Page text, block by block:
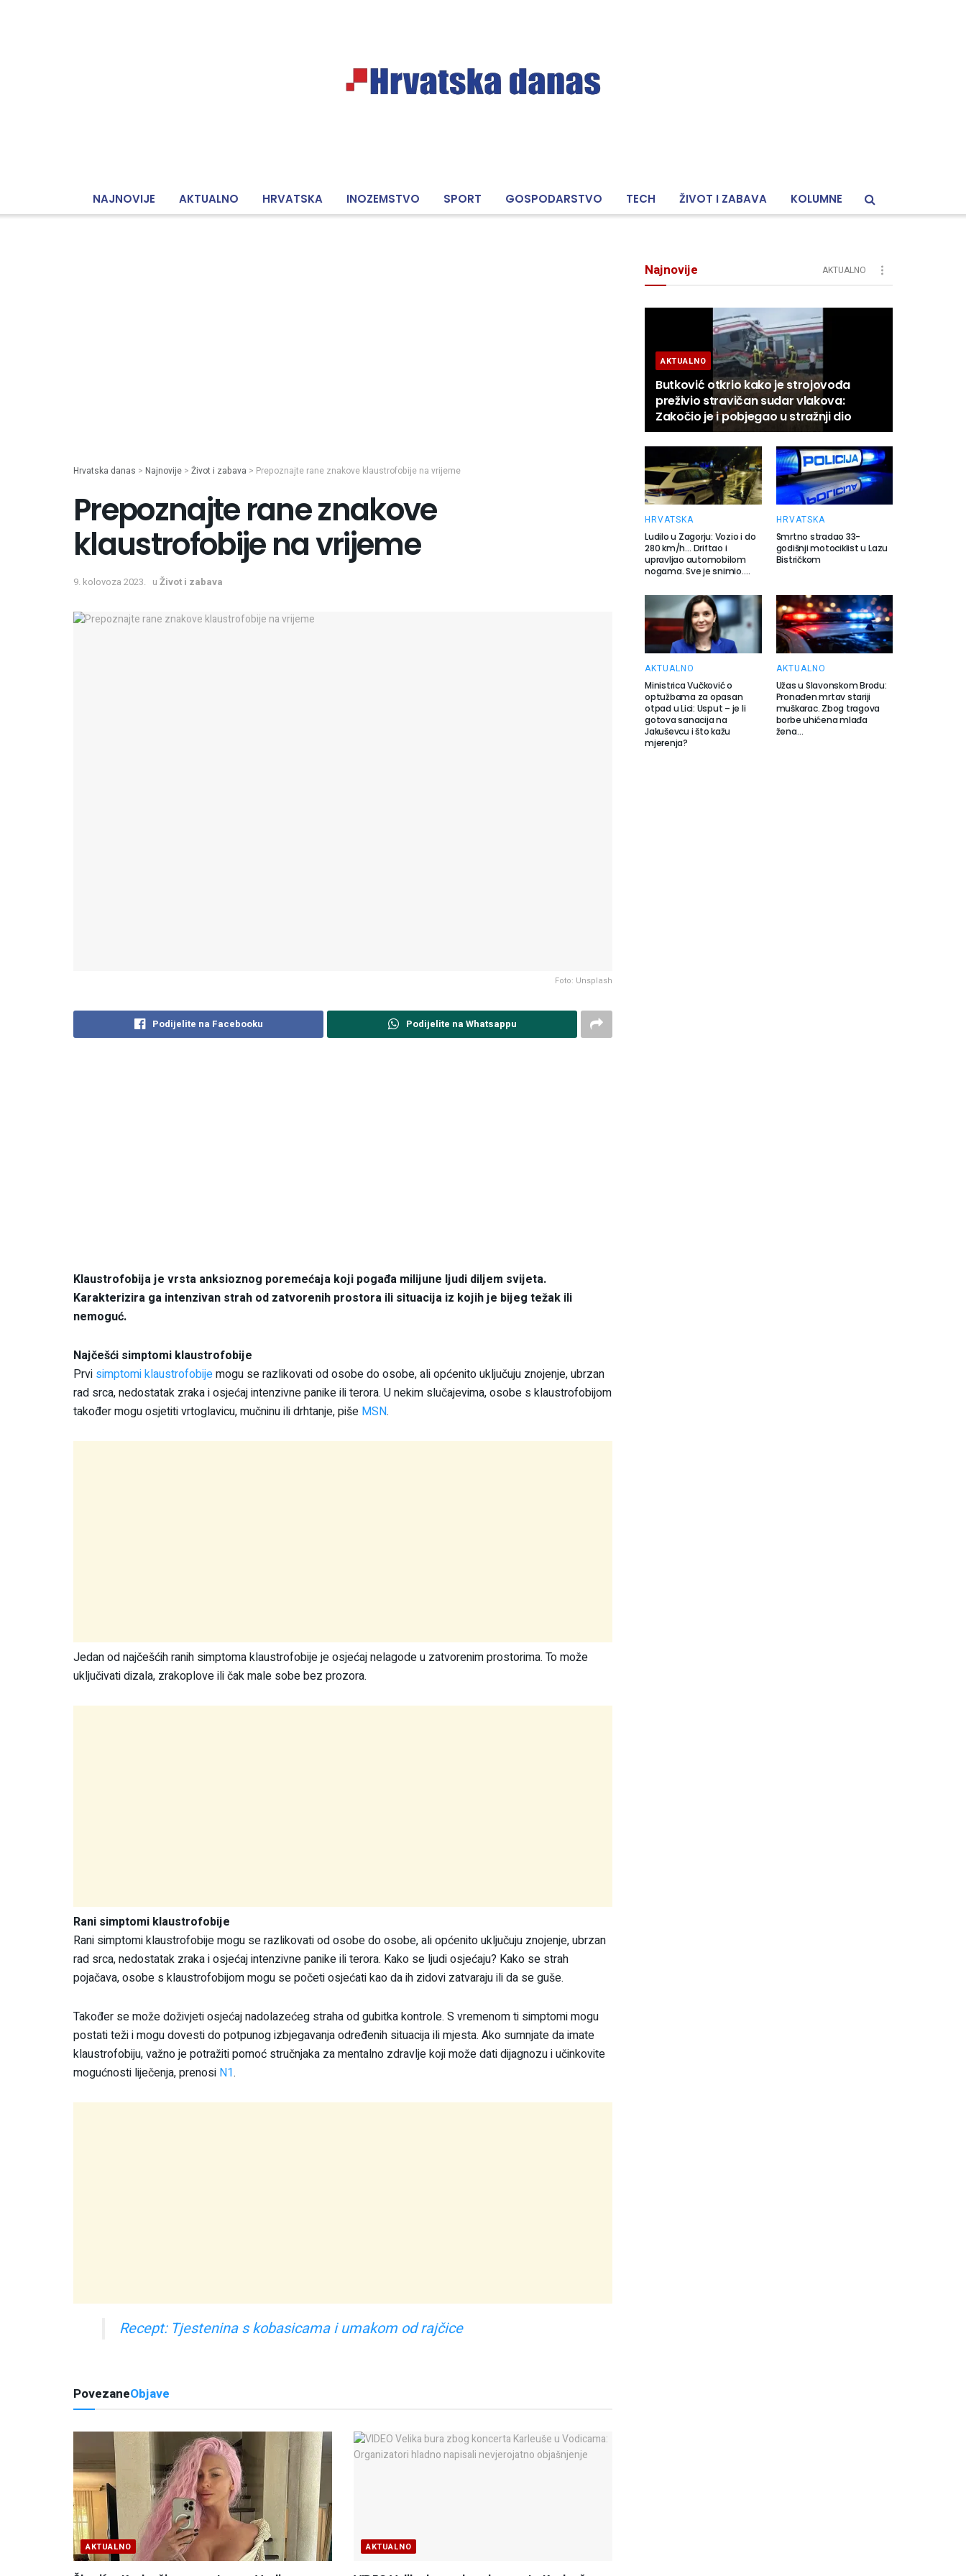
NAJNOVIJE AKTUALNO HRVATSKA INOZEMSTVO SPORT GOSPODARSTVO TECH ŽIVOT I ZABAVA KOLUMNE
Hrvatska danas > Najnovije > Život i zabava > Prepoznajte rane znakove klaustrofobije na vrijeme
Prepoznajte rane znakove
klaustrofobije na vrijeme
9. kolovoza 2023. u Život i zabava
Foto: Unsplash
Podijelite na Facebooku Podijelite na Whatsappu
Klaustrofobija je vrsta anksioznog poremećaja koji pogađa milijune ljudi diljem svijeta.
Karakterizira ga intenzivan strah od zatvorenih prostora ili situacija iz kojih je bijeg težak ili
nemoguć.
Najčešći simptomi klaustrofobije
Prvi simptomi klaustrofobijemogu se razlikovati od osobe do osobe, ali općenito uključuju znojenje, ubrzan
rad srca, nedostatak zraka i osjećaj intenzivne panike ili terora. U nekim slučajevima, osobe s klaustrofobijom
također mogu osjetiti vrtoglavicu, mučninu ili drhtanje, piše MSN.
Jedan od najčešćih ranih simptoma klaustrofobije je osjećaj nelagode u zatvorenim prostorima. To može
uključivati ​​dizala, zrakoplove ili čak male sobe bez prozora.
Rani simptomi klaustrofobije
Rani simptomi klaustrofobije mogu se razlikovati od osobe do osobe, ali općenito uključuju znojenje, ubrzan
rad srca, nedostatak zraka i osjećaj intenzivne panike ili terora. Kako se ljudi osjećaju? Kako se strah
pojačava, osobe s klaustrofobijom mogu se početi osjećati kao da ih zidovi zatvaraju ili da se guše.
Također se može doživjeti osjećaj nadolazećeg straha od gubitka kontrole. S vremenom ti simptomi mogu
postati teži i mogu dovesti do potpunog izbjegavanja određenih situacija ili mjesta. Ako sumnjate da imate
klaustrofobiju, važno je potražiti pomoć stručnjaka za mentalno zdravlje koji može dati dijagnozu i učinkovite
mogućnosti liječenja, prenosi N1.
Recept: Tjestenina s kobasicama i umakom od rajčice
PovezaneObjave
AKTUALNO AKTUALNO
Najnovije AKTUALNO
AKTUALNO
Butković otkrio kako je strojovođa
preživio stravičan sudar vlakova:
Zakočio je i pobjegao u stražnji dio
HRVATSKA
Ludilo u Zagorju: Vozio i do
280 km/h… Driftao i
upravljao automobilom
nogama. Sve je snimio….
HRVATSKA
Smrtno stradao 33-
godišnji motociklist u Lazu
Bistričkom
AKTUALNO
Ministrica Vučković o
optužbama za opasan
otpad u Lici: Usput – je li
gotova sanacija na
Jakuševcu i što kažu
mjerenja?
AKTUALNO
Užas u Slavonskom Brodu:
Pronađen mrtav stariji
muškarac. Zbog tragova
borbe uhićena mlađa
žena…